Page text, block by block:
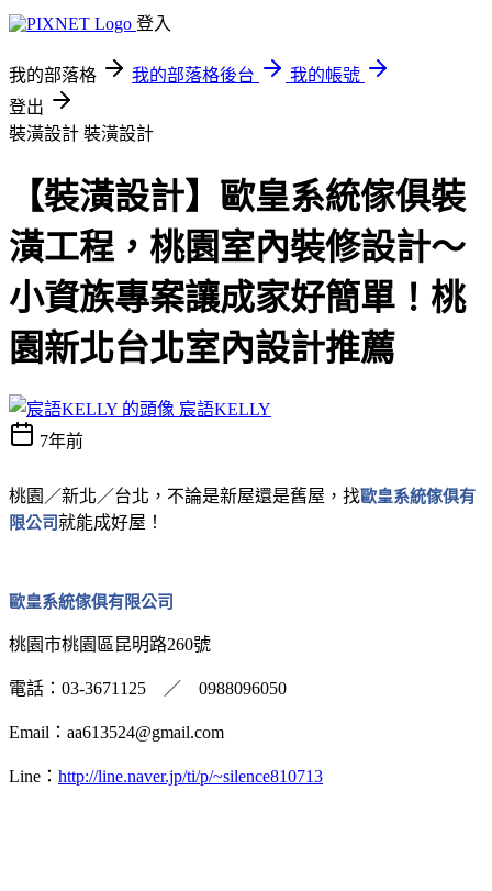
登入
我的部落格 我的部落格後台
我的帳號
登出
裝潢設計 裝潢設計
【裝潢設計】歐皇系統傢俱裝
潢工程，桃園室內裝修設計～
小資族專案讓成家好簡單！桃
園新北台北室內設計推薦
宸語KELLY
7年前
桃園／新北／台北，不論是新屋還是舊屋，找歐皇系統傢俱有
限公司就能成好屋！
歐皇系統傢俱有限公司
桃園市桃園區昆明路260號
電話：03-3671125 ／ 0988096050
Email：aa613524@gmail.com
Line： http://line.naver.jp/ti/p/~silence810713